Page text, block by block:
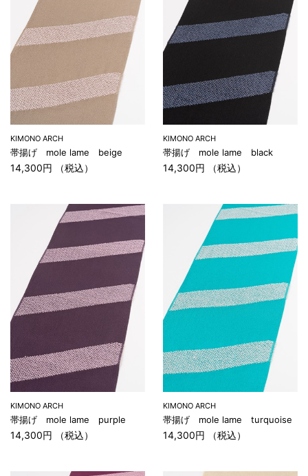
KIMONO ARCH
帯揚げ mole lame beige
14,300円 （税込）
KIMONO ARCH
帯揚げ mole lame black
14,300円 （税込）
KIMONO ARCH
帯揚げ mole lame purple
14,300円 （税込）
KIMONO ARCH
帯揚げ mole lame turquoise
14,300円 （税込）